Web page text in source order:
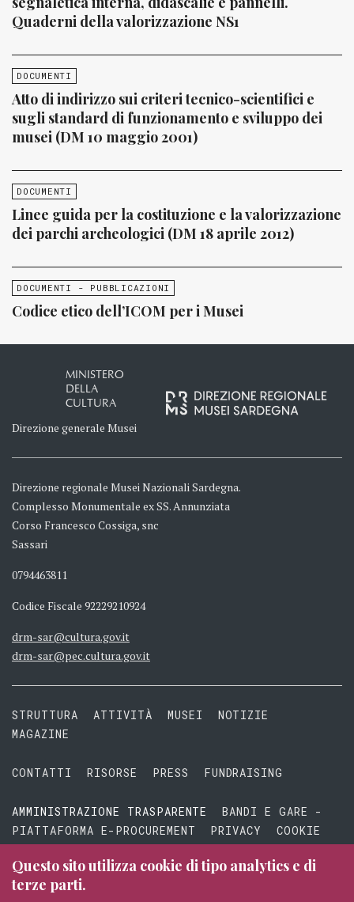
Quaderni della valorizzazione NS1
DOCUMENTI
Atto di indirizzo sui criteri tecnico-scientifici e
sugli standard di funzionamento e sviluppo dei
musei (DM 10 maggio 2001)
DOCUMENTI
Linee guida per la costituzione e la valorizzazione
dei parchi archeologici (DM 18 aprile 2012)
DOCUMENTI - PUBBLICAZIONI
Codice etico dell’ICOM per i Musei
MINISTERO
DELLA
CULTURA
Direzione generale Musei
Direzione regionale Musei Nazionali Sardegna.
Complesso Monumentale ex SS. Annunziata
Corso Francesco Cossiga, snc
Sassari
0794463811
Codice Fiscale 92229210924
drm-sar@cultura.gov.it
drm-sar@pec.cultura.gov.it
STRUTTURA ATTIVITÀ MUSEI
NOTIZIE
MAGAZINE
CONTATTI RISORSE PRESS FUNDRAISING
AMMINISTRAZIONE TRASPARENTE
BANDI E GARE -
PIATTAFORMA E-PROCUREMENT
PRIVACY
COOKIE
TERMINI E CONDIZIONI
Questo sito utilizza cookie di tipo analytics e di
terze parti.